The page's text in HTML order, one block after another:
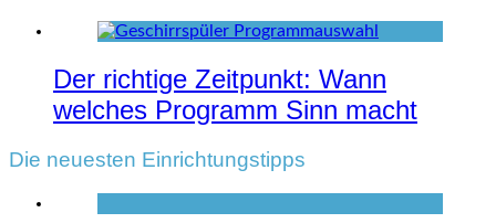
Der richtige Zeitpunkt: Wann
welches Programm Sinn macht
Die neuesten Einrichtungstipps